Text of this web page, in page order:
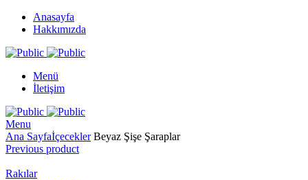
Anasayfa
Hakkımızda
Menü
İletişim
Menu
Ana SayfaİçeceklerBeyaz Şişe Şaraplar
Previous product
Rakılar